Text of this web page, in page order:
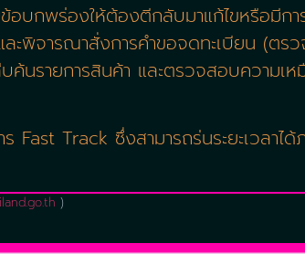
กพร่องให้ต้องตีกลับมาแก้ไขหรือมีกา
ละพิจารณาสั่งการคำขอจดทะเบียน (ตร
นรายการสินค้า และตรวจสอบความเห
Track ซึ่งสามารถร่นระยะเวลาได้
)